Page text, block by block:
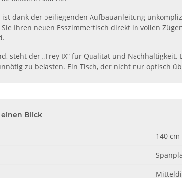
ist dank der beiliegenden Aufbauanleitung
Ihren neuen Esszimmertisch direkt in vollen
steht der „Trey IX“ für Qualität und
zu belasten. Ein Tisch, der nicht nur optisch
einen Blick
140 cm